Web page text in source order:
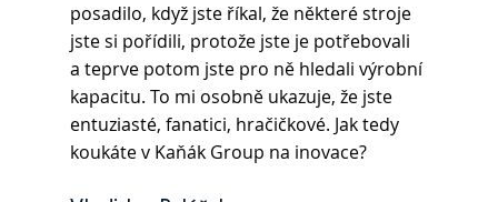
posadilo, když jste říkal, že některé stroje
jste si pořídili, protože jste je potřebovali
a teprve potom jste pro ně hledali výrobní
kapacitu. To mi osobně ukazuje, že jste
entuziasté, fanatici, hračičkové. Jak tedy
koukáte v Kaňák Group na inovace?